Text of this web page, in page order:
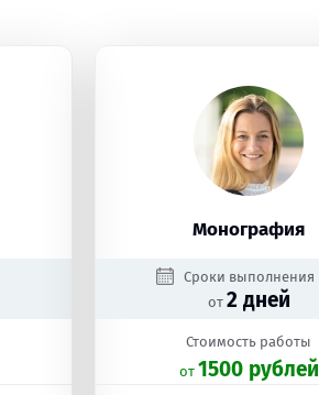
Монография
Сроки выполнения
от 2 дней
Стоимость работы
oт 1500 рублей